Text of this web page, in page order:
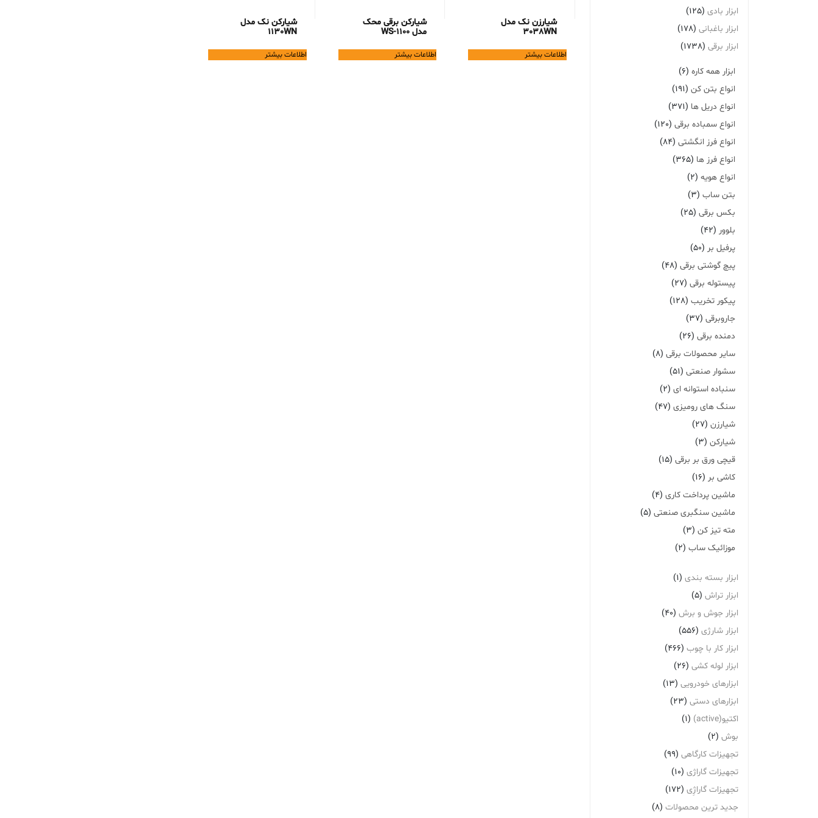
شیارزن نک مدل
3038WN
اطلاعات بیشتر
شیارکن برقی محک
مدل WS-1100
اطلاعات بیشتر
شیارکن نک مدل
1130WN
اطلاعات بیشتر
ابزار بادی (125)
ابزار باغبانی (178)
ابزار برقی (1738)
ابزار همه کاره (6)
انواع بتن کن (191)
انواع دریل ها (371)
انواع سمباده برقی (120)
انواع فرز انگشتی (84)
انواع فرز ها (365)
انواع هویه (2)
بتن ساب (3)
بکس برقی (25)
بلوور (42)
پرفیل بر (50)
پیچ گوشتی برقی (48)
پیستوله برقی (27)
پیکور تخریب (128)
جاروبرقی (37)
دمنده برقی (26)
سایر محصولات برقی (8)
سشوار صنعتی (51)
سنباده استوانه ای (2)
سنگ های رومیزی (47)
شیارزن (27)
شیارکن (3)
قیچی ورق بر برقی (15)
کاشی بر (16)
ماشین پرداخت کاری (4)
ماشین سنگبری صنعتی (5)
مته تیز کن (3)
موزائیک ساب (2)
ابزار بسته بندی (1)
ابزار تراش (5)
ابزار جوش و برش (40)
ابزار شارژی (556)
ابزار کار با چوب (466)
ابزار لوله کشی (26)
ابزارهای خودرویی (13)
ابزارهای دستی (23)
اکتیو(active)
(1)
بوش (2)
تجهیزات کارگاهی (99)
تجهیزات گاراژی (10)
تجهیزات گاراژِی (172)
جدید ترین محصولات (8)